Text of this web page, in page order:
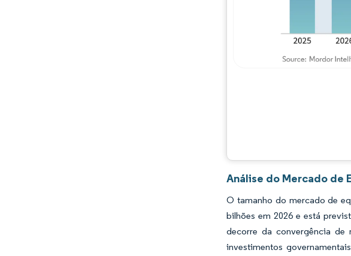
Análise do Mercado de
O tamanho do mercado de
bilhões em 2026 e está
decorre da convergência de
investimentos